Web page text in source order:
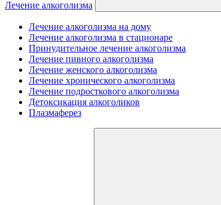
Лечение алкоголизма
Лечение алкоголизма на дому
Лечение алкоголизма в стационаре
Принудительное лечение алкоголизма
Лечение пивного алкоголизма
Лечение женского алкоголизма
Лечение хронического алкоголизма
Лечение подросткового алкоголизма
Детоксикация алкоголиков
Плазмаферез